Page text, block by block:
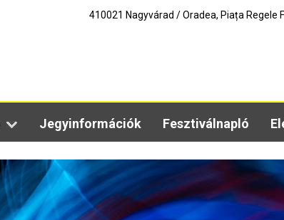
410021 Nagyvárad / Oradea, Piața Regele
Jegyinformációk Fesztiválnapló